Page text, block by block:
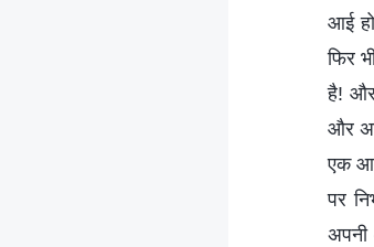
आई
फिर
है! और
और
एक
पर
अपनी